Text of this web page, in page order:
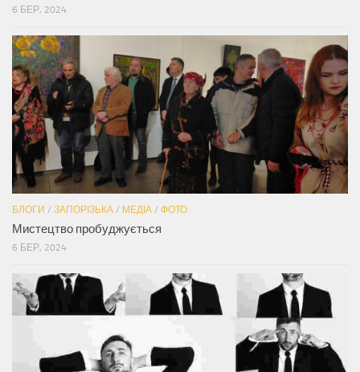
6 БЕР, 2024
БЛОГИ / ЗАПОРІЗЬКА / МЕДІА / ФОТО
Мистецтво пробуджується
6 БЕР, 2024